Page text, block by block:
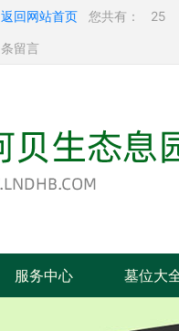
返回网站首页 您共有： 25
条留言
服务中心 墓位大